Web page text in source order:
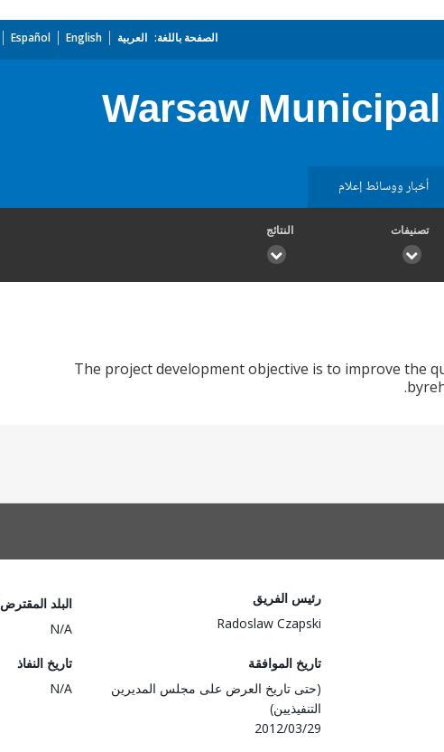
الصفحة باللغة: العربية English
Español
Warsaw
أخبار ووسائط إعلام
تصنيفات النتائج
The project development objective is to improve the
رئيس الفريق
Radoslaw Czapski
البلد المقترض
N/A
تاريخ الموافقة
(حتى تاريخ العرض على مجلس المديرين
التنفيذيين)
2012/03/29
تاريخ النفاذ
N/A